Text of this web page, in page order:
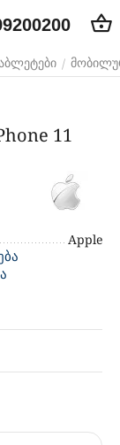
/
11
Apple